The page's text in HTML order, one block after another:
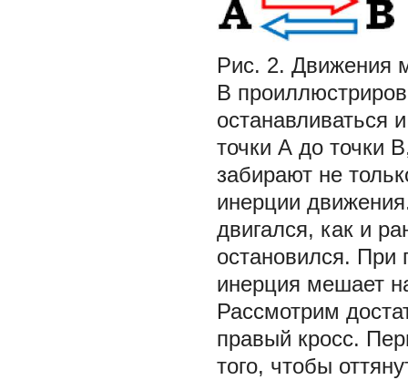
Рис. 2. Движения
В
останавливаться
точки А до точки
забирают не
инерции
двигался, как и
остановился. При
инерция мешает
Рассмотрим
правый кросс.
того, чтобы